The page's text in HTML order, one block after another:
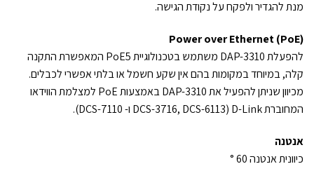
מנת להגדיר ולפקח על נקודת הגישה.
Power over Ethernet (PoE)
להפעלת DAP-3310 משתמש בטכנולוגיית PoE5 המאפשרת התקנה
קלה, במיוחד במקומות בהם אין שקע חשמל או בלתי אפשרי לכבלים.
מכיוון שניתן להפעיל את DAP-3310 באמצעות PoE למצלמת הווידאו
המחוברת D-Link (DCS-3716, DCS-6113 ו- DCS-7110).
אנטנה
כיוונית אנטנה 60 °